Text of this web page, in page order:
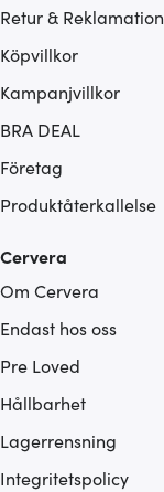
Retur & Reklamation
Köpvillkor
Kampanjvillkor
BRA DEAL
Företag
Produktåterkallelse
Cervera
Om Cervera
Endast hos oss
Pre Loved
Hållbarhet
Lagerrensning
Integritetspolicy